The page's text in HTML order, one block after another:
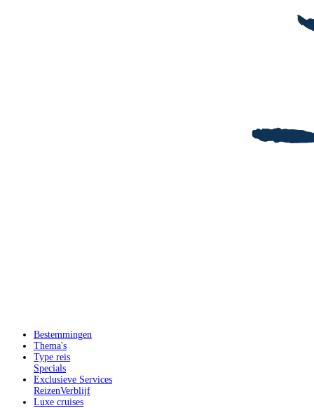
Bestemmingen
Thema's
Type reis
Specials
Exclusieve Services
ReizenVerblijf
Luxe cruises